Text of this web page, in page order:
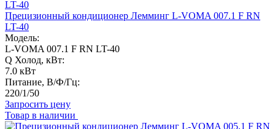
Прецизионный кондиционер Лемминг L-VOMA 007.1 F RN
LT-40
Модель:
L-VOMA 007.1 F RN LT-40
Q Холод, кВт:
7.0 кВт
Питание, В/Ф/Гц:
220/1/50
Запросить цену
Товар в наличии